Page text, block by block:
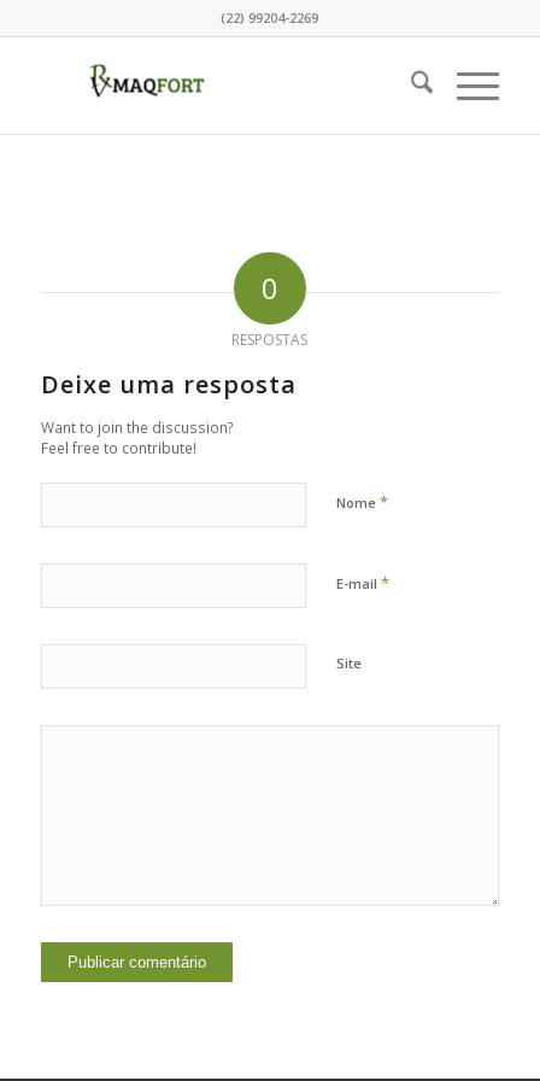
(22) 99204-2269
0
RESPOSTAS
Deixe uma resposta
Want to join the discussion?
Feel free to contribute!
Nome *
E-mail *
Site